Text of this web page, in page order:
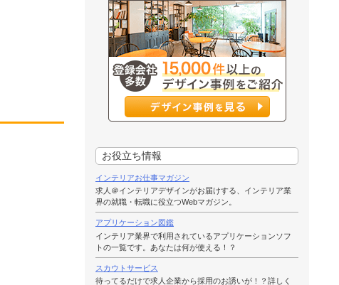
お役立ち情報
インテリアお仕事マガジン
求人＠インテリアデザインがお届けする、インテリア業
界の就職・転職に役立つWebマガジン。
アプリケーション図鑑
インテリア業界で利用されているアプリケーションソフ
トの一覧です。あなたは何が使える！？
スカウトサービス
待ってるだけで求人企業から採用のお誘いが！？詳しく